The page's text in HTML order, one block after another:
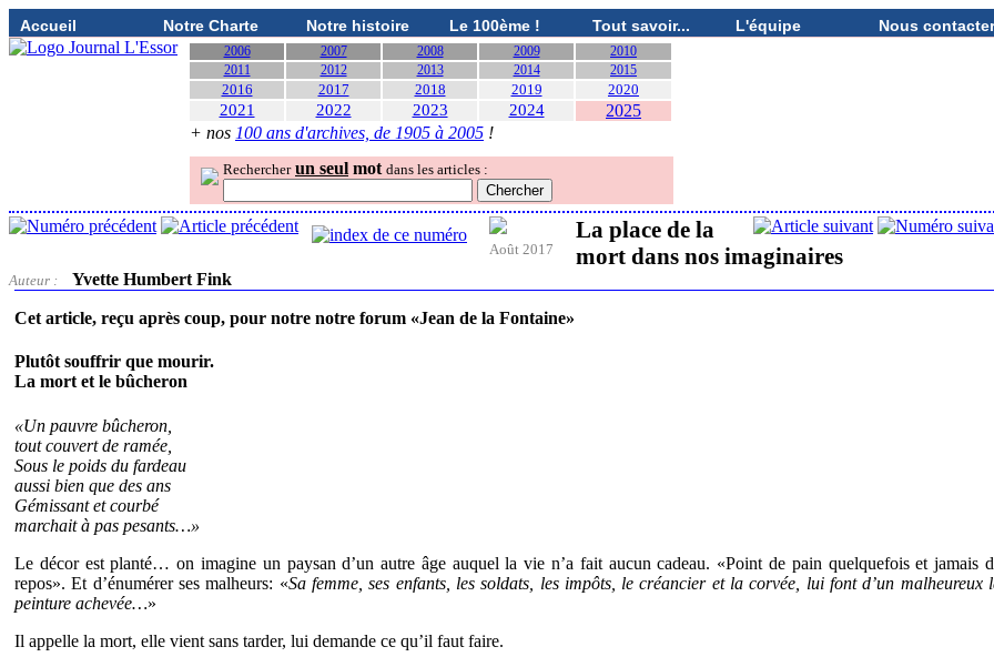
Accueil Notre Charte Notre histoire Le 100ème ! Tout savoir... L'équipe Nous contacter
2006 2007 2008 2009
2010
2011
2012 2013 2014 2015
2016 2017 2018 2019 2020
2021 2022 2023 2024
2025
+ nos 100 ans d'archives, de 1905 à 2005 !
Rechercher un seul mot dans les articles :
Août 2017
La place de la
mort dans nos imaginaires
Auteur : Yvette Humbert Fink
Cet article, reçu après coup, pour notre notre forum «Jean de la Fontaine»
Plutôt souffrir que mourir.
La mort et le bûcheron
«Un pauvre bûcheron,
tout couvert de ramée,
Sous le poids du fardeau
aussi bien que des ans
Gémissant et courbé
marchait à pas pesants…»
Le décor est planté… on imagine un paysan d’un autre âge auquel la vie n’a fait aucun cadeau. «Point de pain quelquefois et jamais
repos». Et d’énumérer ses malheurs: «Sa femme, ses enfants, les soldats, les impôts, le créancier et la corvée, lui font d’un malheureux
peinture achevée…»
Il appelle la mort, elle vient sans tarder, lui demande ce qu’il faut faire.